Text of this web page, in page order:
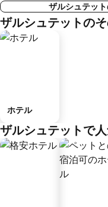
ザルシュテッ
ザルシュテットの
ホテル
ザルシュテットで